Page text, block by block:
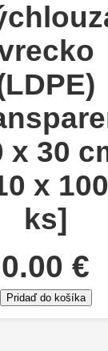
x 30
x 100
ks]
0.00 €
Pridaď do košíka